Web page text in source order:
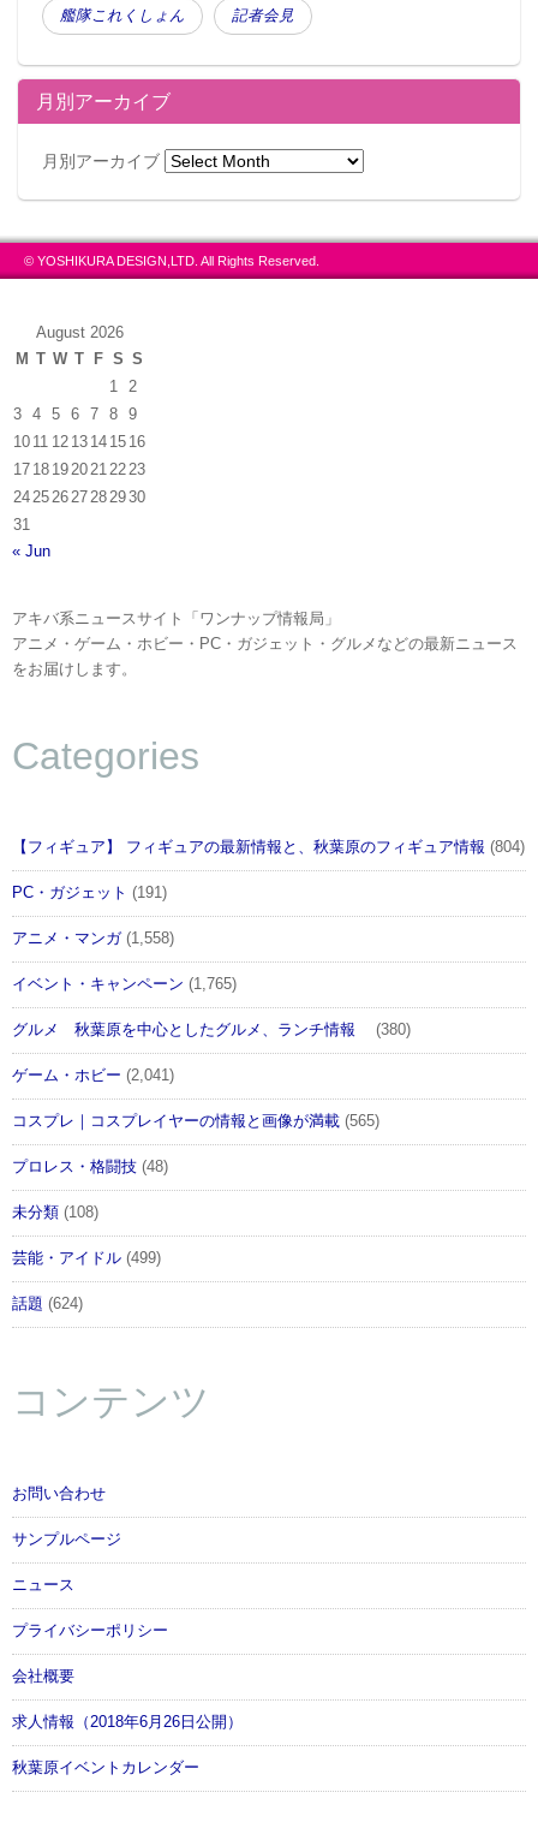
艦隊これくしょん 記者会見
月別アーカイブ
月別アーカイブ
© YOSHIKURA DESIGN,LTD. All Rights Reserved.
August 2026
M T W T F S S
1
2
3
4 5 6 7 8
9
10 11 12 13 14 15 16
17 18 19 20 21 22 23
24 25 26 27 28 2930
31
« Jun
アキバ系ニュースサイト「ワンナップ情報局」
アニメ・ゲーム・ホビー・PC・ガジェット・グルメなどの最新ニュース
をお届けします。
Categories
【フィギュア】 フィギュアの最新情報と、秋葉原のフィギュア情報 (804)
PC・ガジェット (191)
アニメ・マンガ(1,558)
イベント・キャンペーン (1,765)
グルメ 秋葉原を中心としたグルメ、ランチ情報 (380)
ゲーム・ホビー (2,041)
コスプレ｜コスプレイヤーの情報と画像が満載 (565)
プロレス・格闘技 (48)
未分類 (108)
芸能・アイドル (499)
話題 (624)
コンテンツ
お問い合わせ
サンプルページ
ニュース
プライバシーポリシー
会社概要
求人情報（2018年6月26日公開）
秋葉原イベントカレンダー